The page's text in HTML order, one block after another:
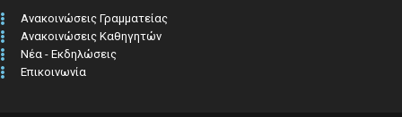
Ανακοινώσεις Γραμματείας
Ανακοινώσεις Καθηγητών
Νέα - Εκδηλώσεις
Επικοινωνία